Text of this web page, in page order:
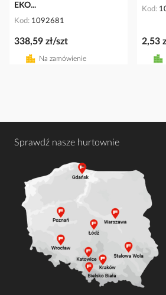
EKO...
Kod 1092681
338,59 zł/szt
Na zamówienie
Kod
2,53
Sprawdź nasze hurtownie